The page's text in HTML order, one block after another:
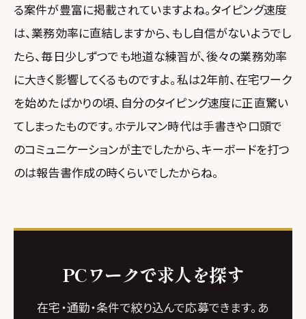
る案件が豊富に掲載されていますよね。タイピング速度
は、業務効率に直結しますから、もし自信がないようでし
たら、毎日少しずつでも地道な練習が、後々の業務効率
に大きく影響してくるものですよ。私は2年前、在宅ワーク
を始めたばかりの頃、自分のタイピング速度に正直驚い
てしまったものです。ホテルマン時代は手書きや口頭で
のコミュニケーションが主でしたから、キーボードを打つ
のは報告書作成の時くらいでしたからね。
PCワークで求人を探す
在宅・通勤・条件で絞り込んで応募できます。あ